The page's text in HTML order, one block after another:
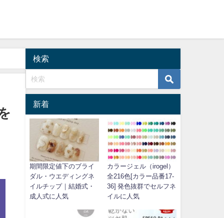
検索
新着
期間限定値下のブライ
ダル・ウエディングネ
イルチップ｜結婚式・
成人式に人気
カラージェル（irogel）
全216色[カラー品番17-
36] 発色抜群でセルフネ
イルに人気